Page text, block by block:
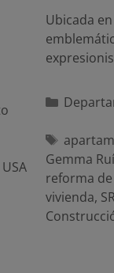
USA
Ubicada
Gemma
reforma
vivienda,